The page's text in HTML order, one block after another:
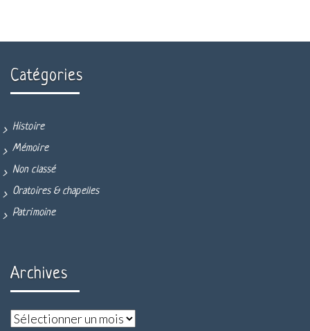
Catégories
Histoire
Mémoire
Non classé
Oratoires & chapelles
Patrimoine
Archives